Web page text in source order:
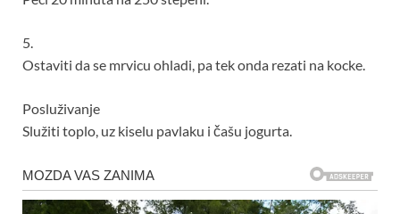
5.
Ostaviti da se mrvicu ohladi, pa tek onda rezati na kocke.
Posluživanje
Služiti toplo, uz kiselu pavlaku i čašu jogurta.